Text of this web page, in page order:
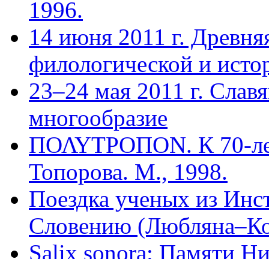
1996.
14 июня 2011 г.
филологической и
23–24 мая 2011 г.
многообразие
ΠΟΛΥΤΡΟΠΟΝ. К 70-
Топорова. М., 1998.
Поездка ученых из
Словению
Salix sonora: Памяти